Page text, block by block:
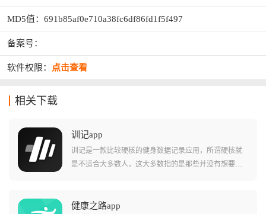
MD5值：691b85af0e710a38fc6df86fd1f5f497
备案号：
软件权限： 点击查看
相关下载
训记app
训记是一款比较硬核的健身数据记录应用，所谓硬核就
是不适合大多数人，这大多数指的是那些并没有想要记
就是足够自由与详细，比如你可以记录自己的健身计
健康之路app